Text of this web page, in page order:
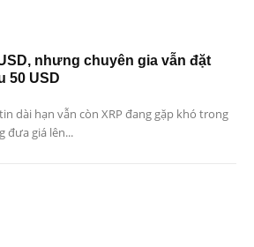
nhưng chuyên gia vẫn đặt
50 USD
dài hạn vẫn còn XRP đang gặp khó trong
đưa giá lên...